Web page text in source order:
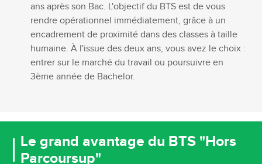
ans après son Bac. L'objectif du BTS est de vous
rendre opérationnel immédiatement, grâce à un
encadrement de proximité dans des classes à taille
humaine. À l'issue des deux ans, vous avez le choix :
entrer sur le marché du travail ou poursuivre en
3ème année de Bachelor.
Le grand avantage du BTS "Hors
Parcoursup"